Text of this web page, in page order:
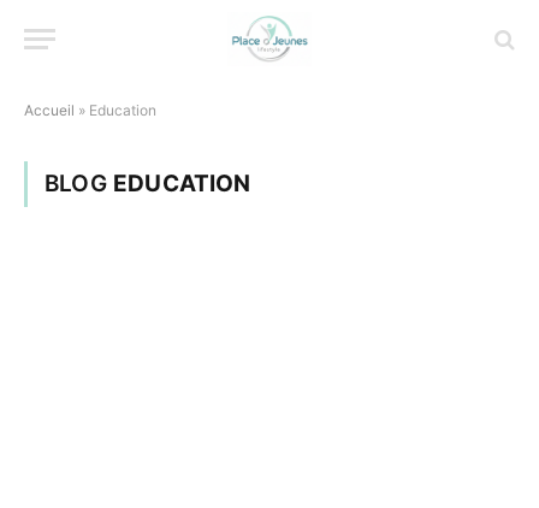
Accueil » Education
BLOG EDUCATION